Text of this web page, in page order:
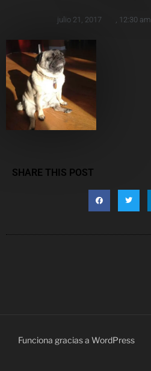
julio 21, 2017 12:30 am
SHARE THIS POST
Funciona gracias a WordPress